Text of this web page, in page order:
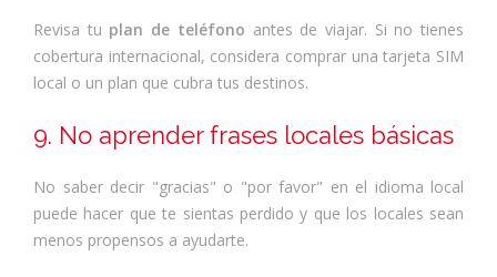
Revisa tu plan de teléfono antes de viajar. Si no tienes
cobertura internacional, considera comprar una tarjeta SIM
local o un plan que cubra tus destinos.
9. No aprender frases locales básicas
No saber decir "gracias" o "por favor" en el idioma local
puede hacer que te sientas perdido y que los locales sean
menos propensos a ayudarte.